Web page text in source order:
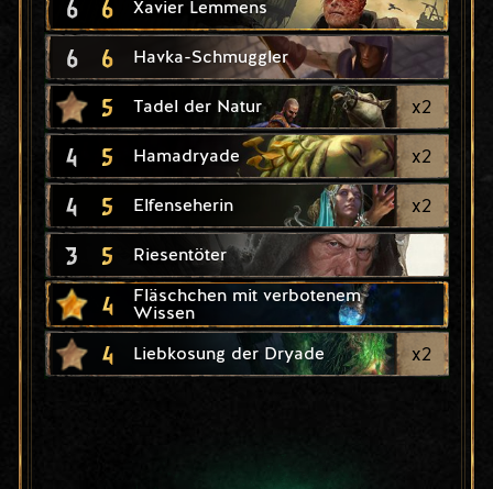
6 6 Xavier Lemmens
6 6 Havka-Schmuggler
5 Tadel der Natur x2
4 5 Hamadryade x2
4 5 Elfenseherin x2
3 5 Riesentöter
4
Fläschchen mit verbotenem
Wissen
4 Liebkosung der Dryade x2